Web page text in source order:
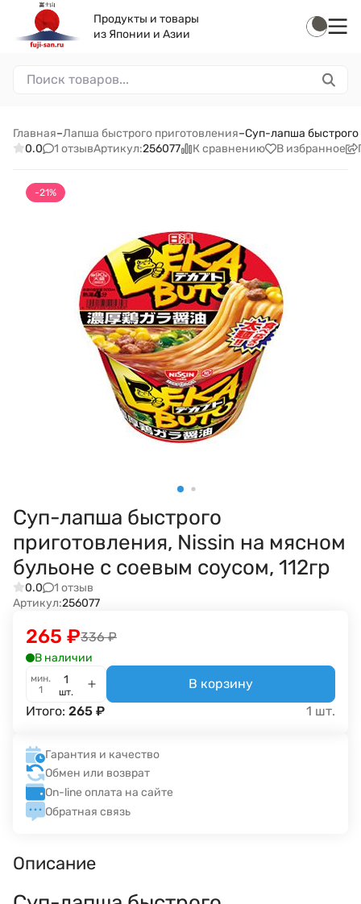
Продукты и товары
из Японии и Азии
Главная–Лапша быстрого приготовления–Суп-лапша быстрого
0.0
1 отзывАртикул:256077 К сравнению В избранное
-21%
Суп-лапша быстрого
приготовления, Nissin на мясном
бульоне с соевым соусом, 112гр
0.0
1 отзыв
Артикул:256077
336 ₽
265 ₽
В наличии
мин.
1
шт.
В корзину
Итого: 265 ₽ 1 шт.
Гарантия и качество
Обмен или возврат
On-line оплата на сайте
Обратная связь
Описание